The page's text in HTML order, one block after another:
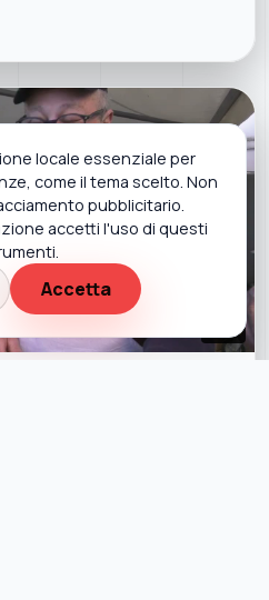
11:37
locale essenziale per
come il tema scelto. Non
pubblicitario.
accetti l'uso di questi
Accetta